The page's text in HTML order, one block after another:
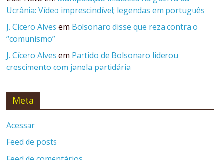
Ucrânia: Vídeo imprescindível; legendas em português
J. Cícero Alves em Bolsonaro disse que reza contra o
“comunismo”
J. Cícero Alves em Partido de Bolsonaro liderou
crescimento com janela partidária
Meta
Acessar
Feed de posts